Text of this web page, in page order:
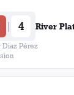
| 4 River
Pérez